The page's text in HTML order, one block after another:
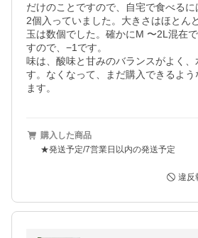
だけのことですので、自宅で食べる
2個入っていました。大きさはほとん
玉は数個でした。確かにM 〜2L混在
すので、−1です。
味は、酸味と甘みのバランスがよく
す。なくなって、まだ購入できるよう
ます。
購入した商品
★発送予定/7営業日以内の発送予定
違反